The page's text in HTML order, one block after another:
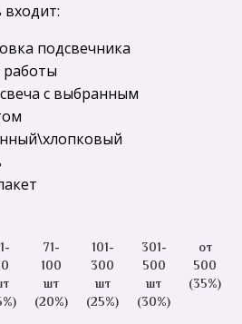
входит:
подсвечника
работы
с выбранным
71-
100
шт
(20%)
101-
300
шт
(25%)
301-
500
шт
(30%)
от
500
(35%)